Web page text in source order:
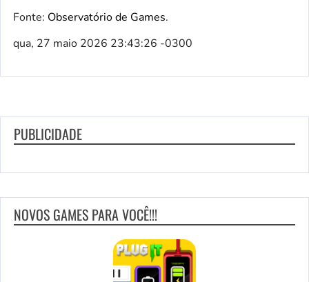
Fonte: Observatório de Games.
qua, 27 maio 2026 23:43:26 -0300
PUBLICIDADE
NOVOS GAMES PARA VOCÊ!!!